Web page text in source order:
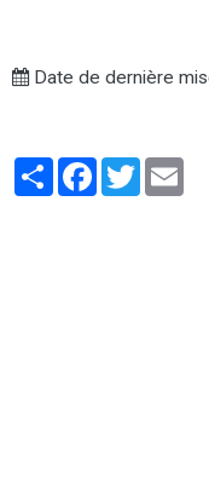
Date de dernière
PartagerFacebook
Twitter